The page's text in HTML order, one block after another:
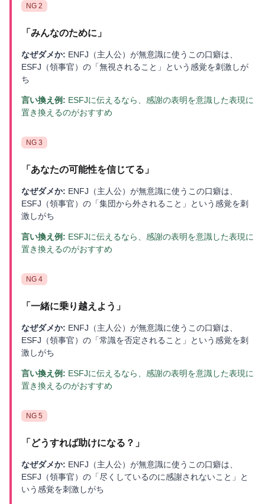
NG 2
「 みんなのために 」
なぜダメか: ENFJ（主人公）が無意識に使うこの口癖は、
ESFJ（領事官）の「無視されること」という感覚を刺激しが
ち
言い換え例: ESFJに伝えるなら、感謝の表明を意識した表現に
置き換えるのがおすすめ
NG 3
「 あなたの可能性を信じてる 」
なぜダメか: ENFJ（主人公）が無意識に使うこの口癖は、
ESFJ（領事官）の「集団から外されること」という感覚を刺
激しがち
言い換え例: ESFJに伝えるなら、感謝の表明を意識した表現に
置き換えるのがおすすめ
NG 4
「 一緒に乗り越えよう 」
なぜダメか: ENFJ（主人公）が無意識に使うこの口癖は、
ESFJ（領事官）の「常識を否定されること」という感覚を刺
激しがち
言い換え例: ESFJに伝えるなら、感謝の表明を意識した表現に
置き換えるのがおすすめ
NG 5
「 どうすれば助けになる？ 」
なぜダメか: ENFJ（主人公）が無意識に使うこの口癖は、
ESFJ（領事官）の「尽くしているのに感謝されないこと」と
いう感覚を刺激しがち